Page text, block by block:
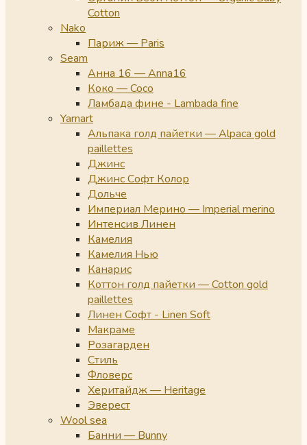
Cotton
Nako
Париж — Paris
Seam
Анна 16 — Anna16
Коко — Coco
Ламбада фине - Lambada fine
Yarnart
Альпака голд пайетки — Alpaca gold
paillettes
Джинс
Джинс Софт Колор
Дольче
Империал Мерино — Imperial merino
Интенсив Линен
Камелия
Камелия Нью
Канарис
Коттон голд пайетки — Cotton gold
paillettes
Линен Софт - Linen Soft
Макраме
Розагарден
Стиль
Фловерс
Херитайдж — Heritage
Эверест
Wool sea
Банни — Bunny